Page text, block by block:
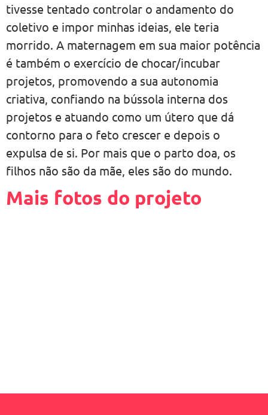
tivesse tentado controlar o andamento do
coletivo e impor minhas ideias, ele teria
morrido. A maternagem em sua maior potência
é também o exercício de chocar/incubar
projetos, promovendo a sua autonomia
criativa, confiando na bússola interna dos
projetos e atuando como um útero que dá
contorno para o feto crescer e depois o
expulsa de si. Por mais que o parto doa, os
filhos não são da mãe, eles são do mundo.
Mais fotos do projeto